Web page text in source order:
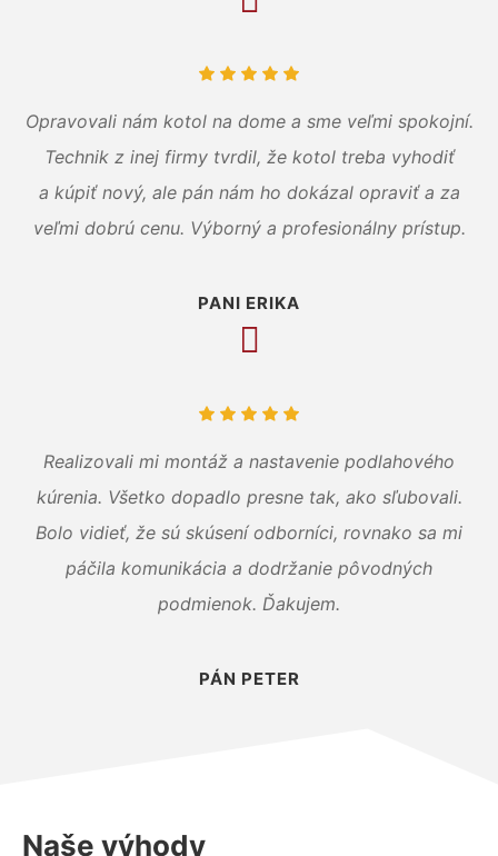
Opravovali nám kotol na dome a sme veľmi spokojní.
Technik z inej firmy tvrdil, že kotol treba vyhodiť
a kúpiť nový, ale pán nám ho dokázal opraviť a za
veľmi dobrú cenu. Výborný a profesionálny prístup.
PANI ERIKA
Realizovali mi montáž a nastavenie podlahového
kúrenia. Všetko dopadlo presne tak, ako sľubovali.
Bolo vidieť, že sú skúsení odborníci, rovnako sa mi
páčila komunikácia a dodržanie pôvodných
podmienok. Ďakujem.
PÁN PETER
Naše výhody